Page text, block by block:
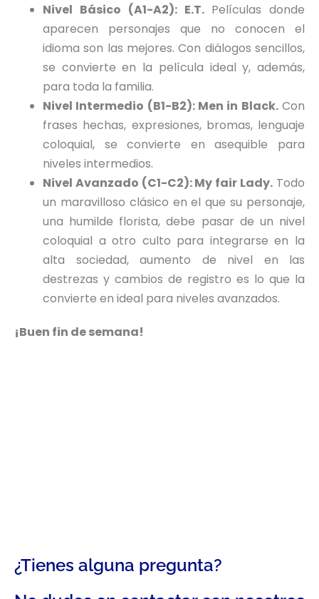
Nivel Básico (A1-A2): E.T. Películas donde
aparecen personajes que no conocen el
idioma son las mejores. Con diálogos sencillos,
se convierte en la película ideal y, además,
para toda la familia.
Nivel Intermedio (B1-B2): Men in Black.Con
frases hechas, expresiones, bromas, lenguaje
coloquial, se convierte en asequible para
niveles intermedios.
Nivel Avanzado (C1-C2): My fair Lady. Todo
un maravilloso clásico en el que su personaje,
una humilde florista, debe pasar de un nivel
coloquial a otro culto para integrarse en la
alta sociedad, aumento de nivel en las
destrezas y cambios de registro es lo que la
convierte en ideal para niveles avanzados.
¡Buen fin de semana!
¿Tienes alguna pregunta?